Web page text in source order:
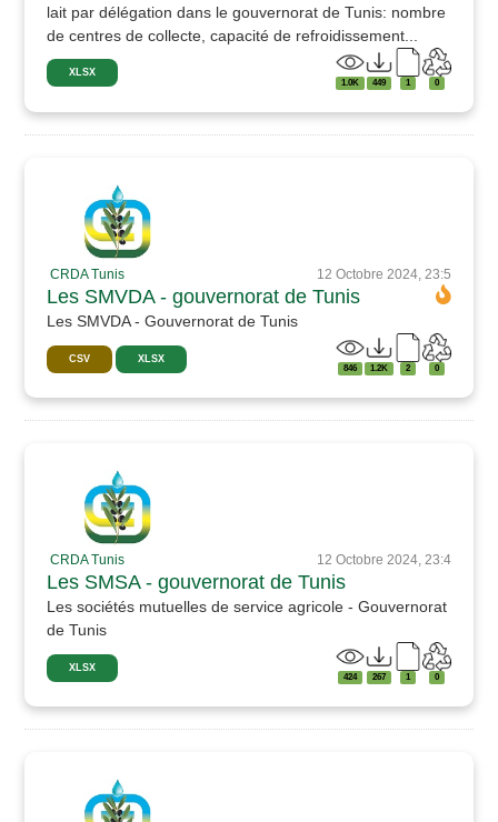
lait par délégation dans le gouvernorat de Tunis: nombre
de centres de collecte, capacité de refroidissement...
XLSX
1.0K 449 1 0
CRDA Tunis 12 Octobre 2024, 23:5
Les SMVDA - gouvernorat de Tunis
Les SMVDA - Gouvernorat de Tunis
CSV XLSX
846 1.2K 2 0
CRDA Tunis 12 Octobre 2024, 23:4
Les SMSA - gouvernorat de Tunis
Les sociétés mutuelles de service agricole - Gouvernorat
de Tunis
XLSX
424 267 1 0